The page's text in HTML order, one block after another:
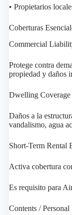
• Propietarios
Coberturas
Commercial
Protege contra
propiedad y daños
Dwelling Coverage
Daños a la
vandalismo, agua
Short-Term Rental
Activa cobertura
Es requisito para
Contents / Personal